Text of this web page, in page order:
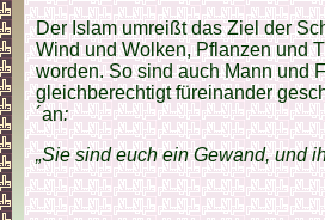
Der Islam umreißt das Ziel der
Wind und Wolken, Pflanzen und
worden. So sind auch Mann und
gleichberechtigt füreinander
´an:
„Sie sind euch ein Gewand, und